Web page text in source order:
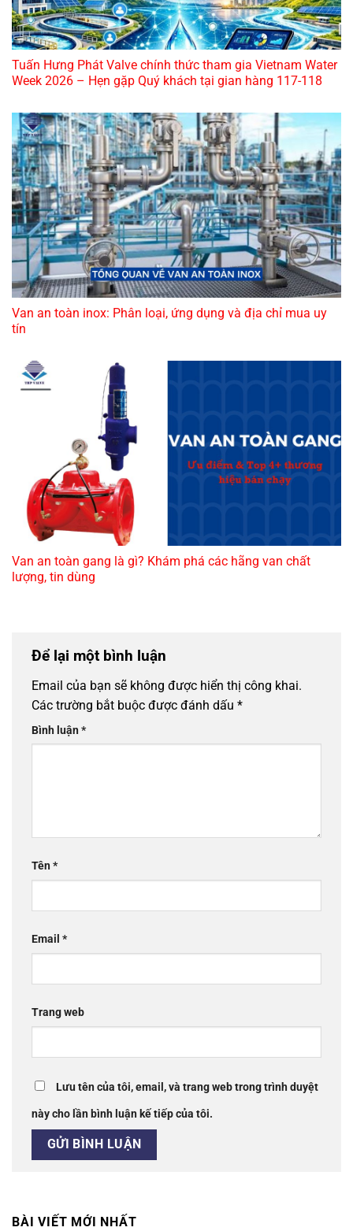
Tuấn Hưng Phát Valve chính thức tham gia Vietnam Water
Week 2026 – Hẹn gặp Quý khách tại gian hàng 117-118
Van an toàn inox: Phân loại, ứng dụng và địa chỉ mua uy
tín
Van an toàn gang là gì? Khám phá các hãng van chất
lượng, tin dùng
Để lại một bình luận
Email của bạn sẽ không được hiển thị công khai.
Các trường bắt buộc được đánh dấu *
Bình luận*
Tên*
Email *
Trang web
Lưu tên của tôi, email, và trang web trong trình duyệt
này cho lần bình luận kế tiếp của tôi.
BÀI VIẾT MỚI NHẤT